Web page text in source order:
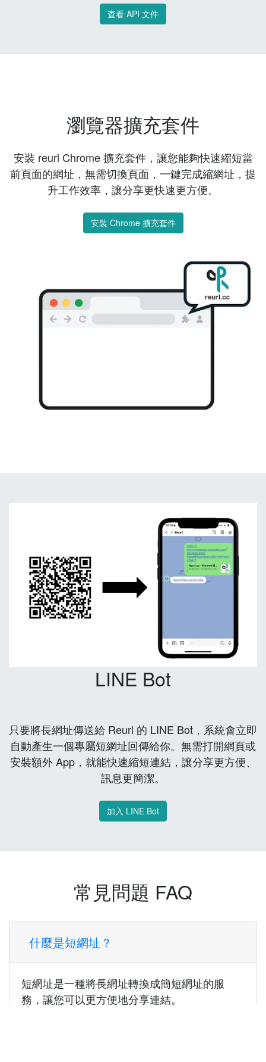
查看 API 文件
瀏覽器擴充套件
安裝 reurl Chrome 擴充套件，讓您能夠快速縮短當
前頁面的網址，無需切換頁面，一鍵完成縮網址，提
升工作效率，讓分享更快速更方便。
安裝 Chrome 擴充套件
LINE Bot
只要將長網址傳送給 Reurl 的 LINE Bot，系統會立即
自動產生一個專屬短網址回傳給你。無需打開網頁或
安裝額外 App，就能快速縮短連結，讓分享更方便、
訊息更簡潔。
加入 LINE Bot
常見問題 FAQ
什麼是短網址？
短網址是一種將長網址轉換成簡短網址的服
務，讓您可以更方便地分享連結。